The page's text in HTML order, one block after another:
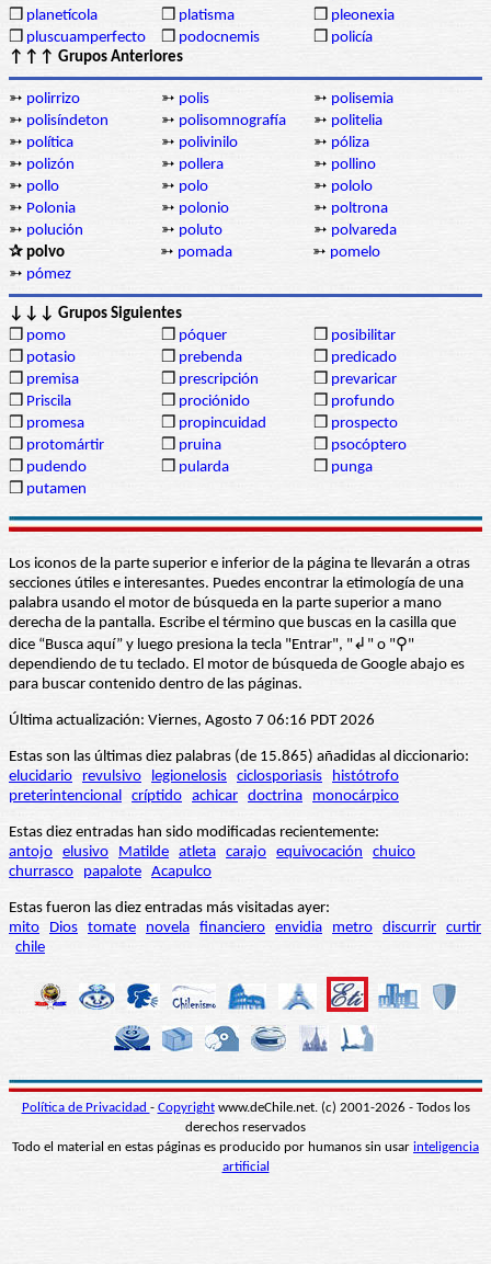
❒ planetícola ❒ platisma ❒ pleonexia
❒ pluscuamperfecto ❒ podocnemis ❒ policía
↑↑↑ Grupos Anteriores
➳ polirrizo ➳ polis ➳ polisemia
➳ polisíndeton ➳ polisomnografía ➳ politelia
➳ política ➳ polivinilo ➳ póliza
➳ polizón ➳ pollera ➳ pollino
➳ pollo ➳ polo ➳ pololo
➳ Polonia ➳ polonio ➳ poltrona
➳ polución ➳ poluto ➳ polvareda
✰ polvo
➳ pomada ➳ pomelo
➳ pómez
↓↓↓ Grupos Siguientes
❒ pomo ❒ póquer ❒ posibilitar
❒ potasio ❒ prebenda ❒ predicado
❒ premisa ❒ prescripción ❒ prevaricar
❒ Priscila ❒ prociónido ❒ profundo
❒ promesa ❒ propincuidad ❒ prospecto
❒ protomártir ❒ pruina ❒ psocóptero
❒ pudendo ❒ pularda ❒ punga
❒ putamen
Los iconos de la parte superior e inferior de la página te llevarán a otras
secciones útiles e interesantes. Puedes encontrar la etimología de una
palabra usando el motor de búsqueda en la parte superior a mano
derecha de la pantalla. Escribe el término que buscas en la casilla que
dice “Busca aquí” y luego presiona la tecla "Entrar", "↲" o "⚲"
dependiendo de tu teclado. El motor de búsqueda de Google abajo es
para buscar contenido dentro de las páginas.
Última actualización: Viernes, Agosto 7 06:16 PDT 2026
Estas son las últimas diez palabras (de 15.865) añadidas al diccionario:
elucidario
revulsivo legionelosis ciclosporiasis
histótrofo
preterintencional críptido achicar doctrina monocárpico
Estas diez entradas han sido modificadas recientemente:
antojo elusivo Matilde atleta carajo equivocación
chuico
churrasco
papalote Acapulco
Estas fueron las diez entradas más visitadas ayer:
mito
Dios tomate novela financiero envidia metro discurrir curtir
chile
Política de Privacidad - Copyrightwww.deChile.net. (c) 2001-2026 - Todos los
derechos reservados
Todo el material en estas páginas es producido por humanos sin usar inteligencia
artificial